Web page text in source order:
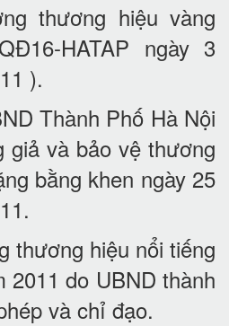
thương hiệu vàng
HATAP ngày 3
).
Thành Phố Hà Nội
giả và bảo vệ thương
bằng khen ngày 25
thương hiệu nổi tiếng
2011 do UBND thành
và chỉ đạo.